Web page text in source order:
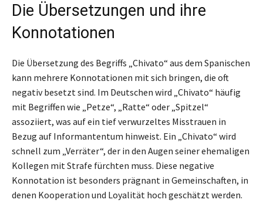
Die Übersetzungen und ihre
Konnotationen
Die Übersetzung des Begriffs „Chivato“ aus dem Spanischen
kann mehrere Konnotationen mit sich bringen, die oft
negativ besetzt sind. Im Deutschen wird „Chivato“ häufig
mit Begriffen wie „Petze“, „Ratte“ oder „Spitzel“
assoziiert, was auf ein tief verwurzeltes Misstrauen in
Bezug auf Informantentum hinweist. Ein „Chivato“ wird
schnell zum „Verräter“, der in den Augen seiner ehemaligen
Kollegen mit Strafe fürchten muss. Diese negative
Konnotation ist besonders prägnant in Gemeinschaften, in
denen Kooperation und Loyalität hoch geschätzt werden.